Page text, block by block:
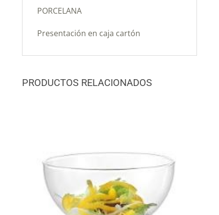
PORCELANA
Presentación en caja cartón
PRODUCTOS RELACIONADOS